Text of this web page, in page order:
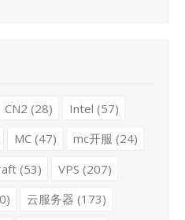
CN2 (28) Intel (57)
MC(47) mc开服 (24)
(53) VPS (207)
云服务器 (173)